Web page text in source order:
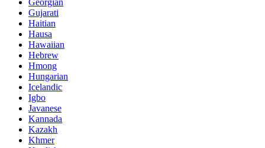
Georgian
Gujarati
Haitian
Hausa
Hawaiian
Hebrew
Hmong
Hungarian
Icelandic
Igbo
Javanese
Kannada
Kazakh
Khmer